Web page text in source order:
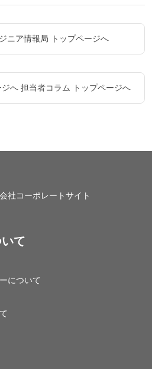
ニア情報局 トップページへ
ジへ 担当者コラム トップページへ
社コーポレートサイト
て
について